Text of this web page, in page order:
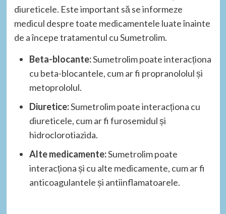
diureticele. Este important să se informeze
medicul despre toate medicamentele luate înainte
de a începe tratamentul cu Sumetrolim.
Beta-blocante:Sumetrolim poate interacționa
cu beta-blocantele, cum ar fi propranololul și
metoprololul.
Diuretice:Sumetrolim poate interacționa cu
diureticele, cum ar fi furosemidul și
hidroclorotiazida.
Alte medicamente:Sumetrolim poate
interacționa și cu alte medicamente, cum ar fi
anticoagulantele și antiinflamatoarele.